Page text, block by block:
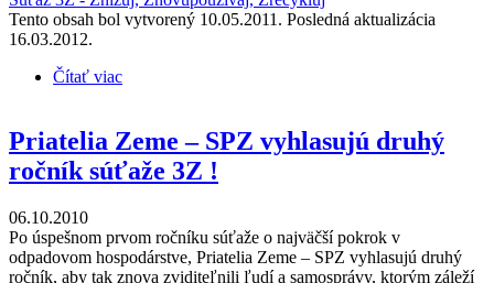
Tento obsah bol vytvorený 10.05.2011. Posledná aktualizácia
16.03.2012.
Čítať viac
Priatelia Zeme – SPZ vyhlasujú druhý
ročník súťaže 3Z !
06.10.2010
Po úspešnom prvom ročníku súťaže o najväčší pokrok v
odpadovom hospodárstve, Priatelia Zeme – SPZ vyhlasujú druhý
ročník, aby tak znova zviditeľnili ľudí a samosprávy, ktorým záleží